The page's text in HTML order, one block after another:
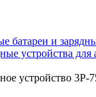
батареи и
устройства
устройство 3Р-